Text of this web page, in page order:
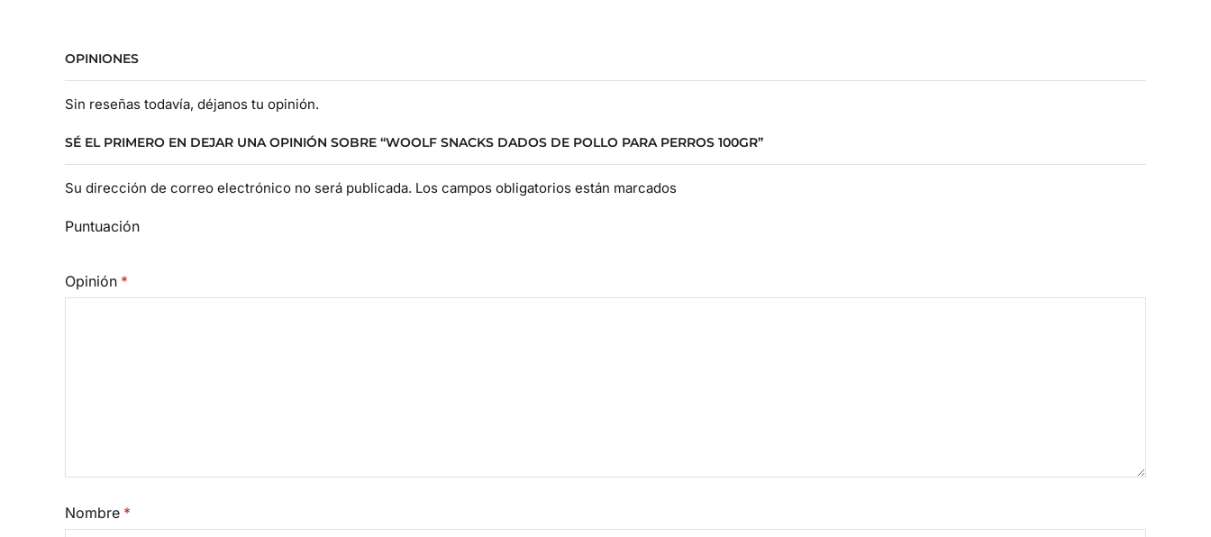
OPINIONES
Sin reseñas todavía, déjanos tu opinión.
SÉ EL PRIMERO EN DEJAR UNA OPINIÓN SOBRE “WOOLF SNACKS DADOS DE POLLO PARA PERROS 100GR”
Su dirección de correo electrónico no será publicada. Los campos obligatorios están marcados
Puntuación
Opinión *
Nombre *